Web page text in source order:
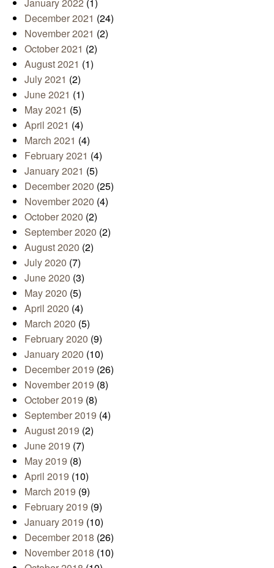
December 2021 (24)
November 2021 (2)
October 2021 (2)
August 2021 (1)
July 2021 (2)
June 2021 (1)
May 2021 (5)
April 2021 (4)
March 2021 (4)
February 2021 (4)
January 2021 (5)
December 2020 (25)
November 2020 (4)
October 2020 (2)
September 2020 (2)
August 2020 (2)
July 2020 (7)
June 2020 (3)
May 2020 (5)
April 2020 (4)
March 2020 (5)
February 2020 (9)
January 2020 (10)
December 2019 (26)
November 2019 (8)
October 2019 (8)
September 2019 (4)
August 2019 (2)
June 2019 (7)
May 2019 (8)
April 2019 (10)
March 2019 (9)
February 2019 (9)
January 2019 (10)
December 2018 (26)
November 2018 (10)